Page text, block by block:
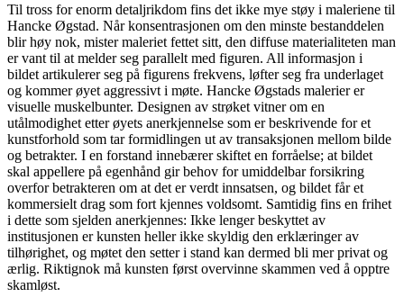
Til tross for enorm detaljrikdom fins det ikke mye støy i maleriene til
Hancke Øgstad. Når konsentrasjonen om den minste bestanddelen
blir høy nok, mister maleriet fettet sitt, den diffuse materialiteten man
er vant til at melder seg parallelt med figuren. All informasjon i
bildet artikulerer seg på figurens frekvens, løfter seg fra underlaget
og kommer øyet aggressivt i møte. Hancke Øgstads malerier er
visuelle muskelbunter. Designen av strøket vitner om en
utålmodighet etter øyets anerkjennelse som er beskrivende for et
kunstforhold som tar formidlingen ut av transaksjonen mellom bilde
og betrakter. I en forstand innebærer skiftet en forråelse; at bildet
skal appellere på egenhånd gir behov for umiddelbar forsikring
overfor betrakteren om at det er verdt innsatsen, og bildet får et
kommersielt drag som fort kjennes voldsomt. Samtidig fins en frihet
i dette som sjelden anerkjennes: Ikke lenger beskyttet av
institusjonen er kunsten heller ikke skyldig den erklæringer av
tilhørighet, og møtet den setter i stand kan dermed bli mer privat og
ærlig. Riktignok må kunsten først overvinne skammen ved å opptre
skamløst.